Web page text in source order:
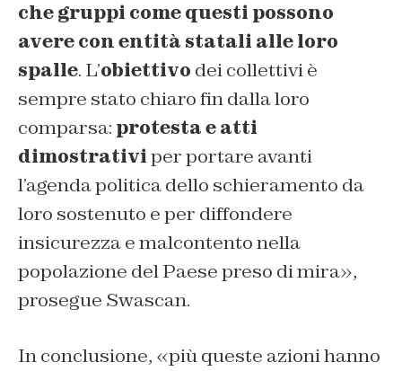
che gruppi come questi possono
avere con entità statali alle loro
spalle. L’obiettivo dei collettivi è
sempre stato chiaro fin dalla loro
comparsa: protesta e atti
dimostrativiper portare avanti
l’agenda politica dello schieramento da
loro sostenuto e per diffondere
insicurezza e malcontento nella
popolazione del Paese preso di mira»,
prosegue Swascan.
In conclusione, «più queste azioni hanno